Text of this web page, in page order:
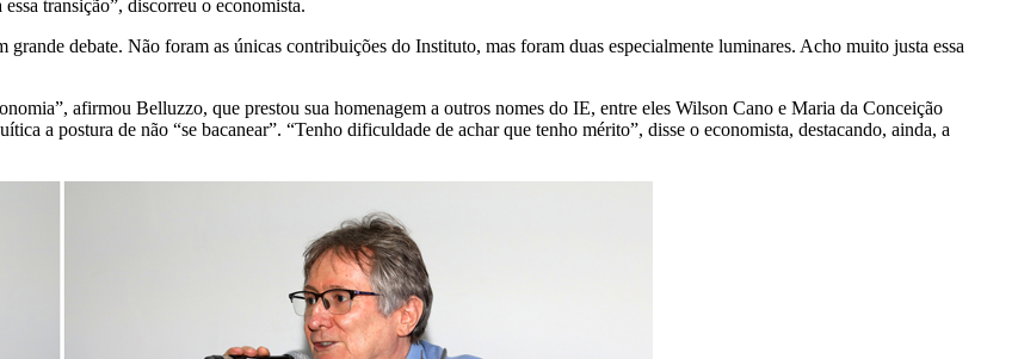
transição”, discorreu o economista.
debate. Não foram as únicas contribuições do Instituto, mas foram duas especialmente luminares. Acho muito justa essa
afirmou Belluzzo, que prestou sua homenagem a outros nomes do IE, entre eles Wilson Cano e Maria da Conceição
a postura de não “se bacanear”. “Tenho dificuldade de achar que tenho mérito”, disse o economista, destacando, ainda, a